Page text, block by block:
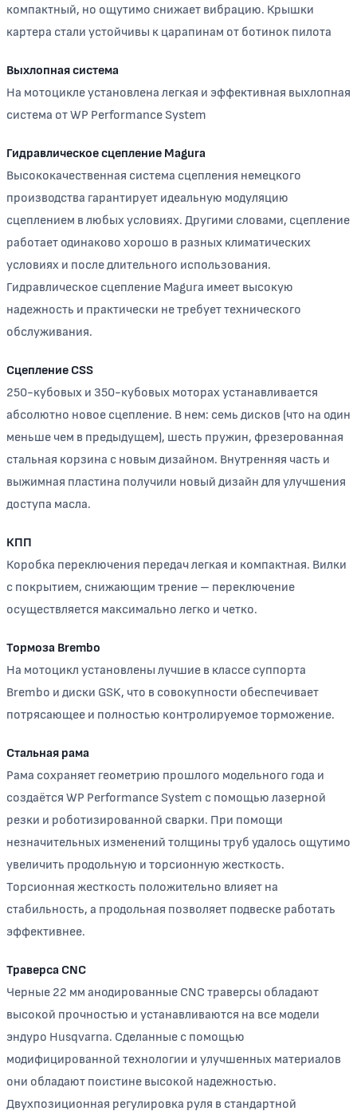
компактный, но ощутимо снижает вибрацию. Крышки
картера стали устойчивы к царапинам от ботинок пилота
Выхлопная система
На мотоцикле установлена легкая и эффективная выхлопная
система от WP Performance System
Гидравлическое сцепление Magura
Высококачественная система сцепления немецкого
производства гарантирует идеальную модуляцию
сцеплением в любых условиях. Другими словами, сцепление
работает одинаково хорошо в разных климатических
условиях и после длительного использования.
Гидравлическое сцепление Magura имеет высокую
надежность и практически не требует технического
обслуживания.
Сцепление CSS
250-кубовых и 350-кубовых моторах устанавливается
абсолютно новое сцепление. В нем: семь дисков (что на один
меньше чем в предыдущем), шесть пружин, фрезерованная
стальная корзина с новым дизайном. Внутренняя часть и
выжимная пластина получили новый дизайн для улучшения
доступа масла.
КПП
Коробка переключения передач легкая и компактная. Вилки
с покрытием, снижающим трение – переключение
осуществляется максимально легко и четко.
Тормоза Brembo
На мотоцикл установлены лучшие в классе суппорта
Brembo и диски GSK, что в совокупности обеспечивает
потрясающее и полностью контролируемое торможение.
Стальная рама
Рама сохраняет геометрию прошлого модельного года и
создаётся WP Performance System с помощью лазерной
резки и роботизированной сварки. При помощи
незначительных изменений толщины труб удалось ощутимо
увеличить продольную и торсионную жесткость.
Торсионная жесткость положительно влияет на
стабильность, а продольная позволяет подвеске работать
эффективнее.
Траверса CNC
Черные 22 мм анодированные CNC траверсы обладают
высокой прочностью и устанавливаются на все модели
эндуро Husqvarna. Сделанные с помощью
модифицированной технологии и улучшенных материалов
они обладают поистине высокой надежностью.
Двухпозиционная регулировка руля в стандартной